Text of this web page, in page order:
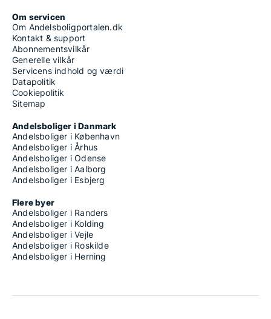
Om servicen
Om Andelsboligportalen.dk
Kontakt & support
Abonnementsvilkår
Generelle vilkår
Servicens indhold og værdi
Datapolitik
Cookiepolitik
Sitemap
Andelsboliger i Danmark
Andelsboliger i København
Andelsboliger i Århus
Andelsboliger i Odense
Andelsboliger i Aalborg
Andelsboliger i Esbjerg
Flere byer
Andelsboliger i Randers
Andelsboliger i Kolding
Andelsboliger i Vejle
Andelsboliger i Roskilde
Andelsboliger i Herning